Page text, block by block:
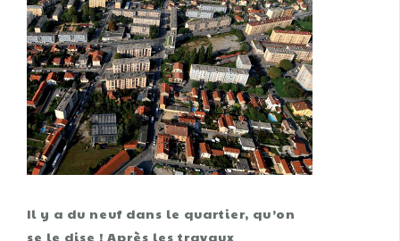
Il y a du neuf dans le quartier, qu’on
se le dise ! Après les travaux